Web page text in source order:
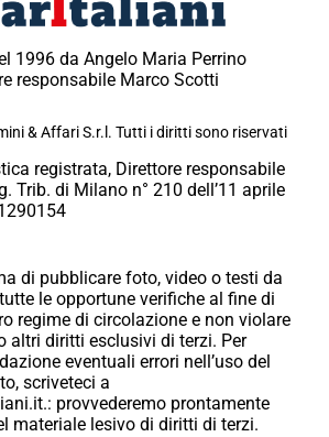
1996 da Angelo Maria Perrino
responsabile Marco Scotti
& Affari S.r.l. Tutti i diritti sono riservati
registrata, Direttore responsabile
Trib. di Milano n° 210 dell’11 aprile
di pubblicare foto, video o testi da
le opportune verifiche al fine di
regime di circolazione e non violare
altri diritti esclusivi di terzi. Per
eventuali errori nell’uso del
scriveteci a
provvederemo prontamente
materiale lesivo di diritti di terzi.